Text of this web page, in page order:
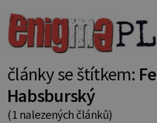
články se štítkem:
Habsburský
(1 nalezených článků)